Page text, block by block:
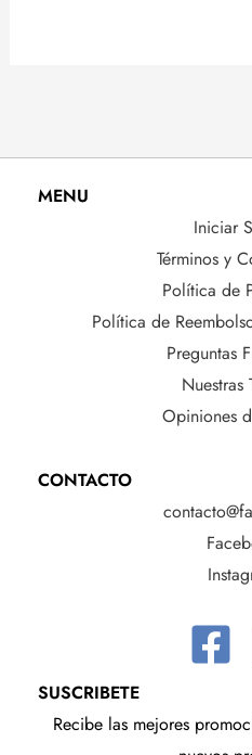
MENU
Iniciar
Términos y
Política de
Política de
Preguntas
Nuestras
Opiniones
CONTACTO
SUSCRIBETE
Recibe las mejores